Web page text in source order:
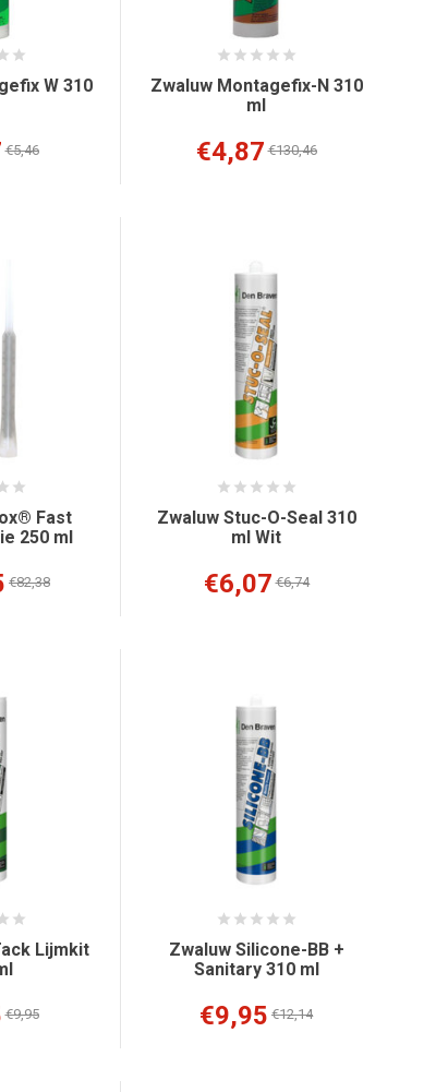
W 310
€5,46
Zwaluw Montagefix-N 310
ml
€4,87 €130,46
Fast
250 ml
€82,38
Zwaluw Stuc-O-Seal 310
ml Wit
€6,07 €6,74
Lijmkit
€9,95
Zwaluw Silicone-BB +
Sanitary 310 ml
€9,95 €12,14